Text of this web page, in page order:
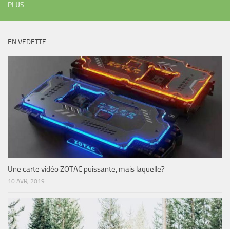
PLUS
EN VEDETTE
Une carte vidéo ZOTAC puissante, mais laquelle?
10 AVR, 2019